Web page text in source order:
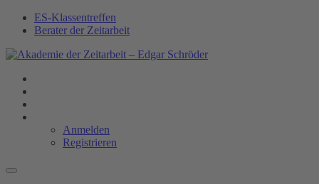
ES-Klassentreffen
Berater der Zeitarbeit
Anmelden
Registrieren